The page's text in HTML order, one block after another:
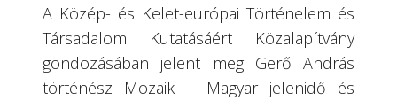
A Közép- és Kelet-európai Történelem és
Társadalom Kutatásáért Közalapítvány
gondozásában jelent meg Gerő András
történész Mozaik – Magyar jelenidő és